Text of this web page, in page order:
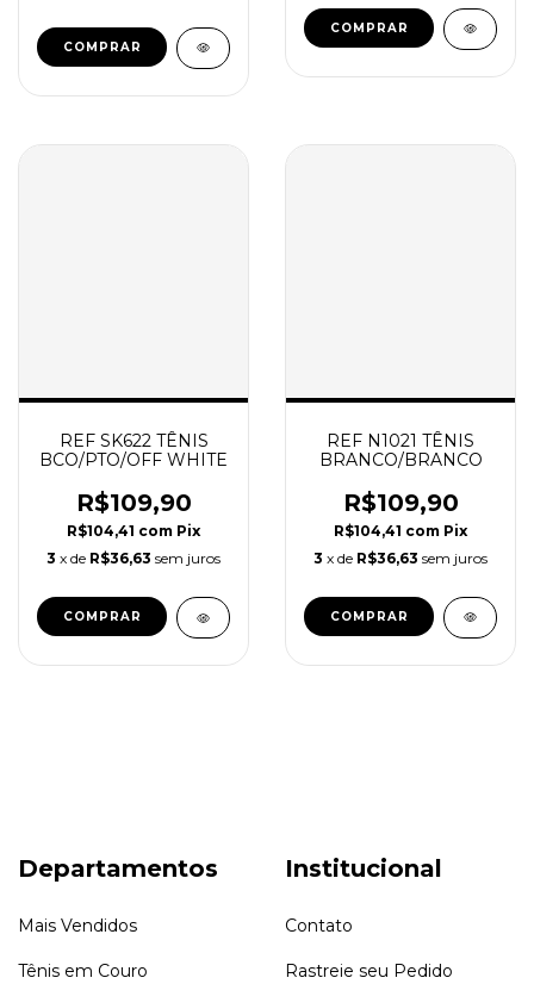
COMPRAR
COMPRAR
REF SK622 TÊNIS
BCO/PTO/OFF WHITE
R$109,90
R$104,41 com Pix
3 x de R$36,63 sem juros
COMPRAR
REF N1021 TÊNIS
BRANCO/BRANCO
R$109,90
R$104,41 com Pix
3 x de R$36,63 sem juros
COMPRAR
Departamentos
Mais Vendidos
Tênis em Couro
Institucional
Contato
Rastreie seu Pedido